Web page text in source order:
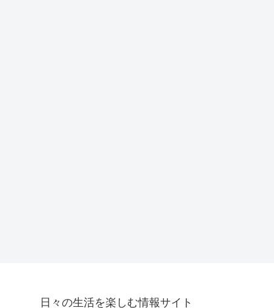
日々の生活を楽しむ情報サイト